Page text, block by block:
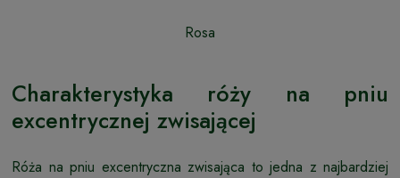
Rosa
Charakterystyka róży na pniu
excentrycznej zwisającej
Róża na pniu excentryczna zwisająca to jedna z najbardziej